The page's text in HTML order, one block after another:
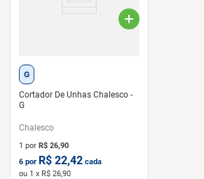
G
Cortador De Unhas Chalesco -
G
Chalesco
1 por R$ 26,90
6 por R$ 22,42 cada
ou 1 x R$ 26,90